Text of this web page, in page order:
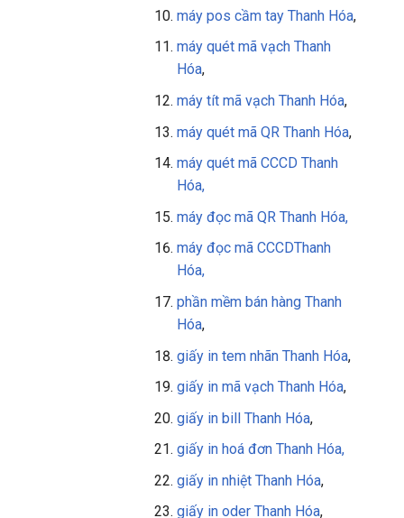
máy pos cầm tay Thanh Hóa,
máy quét mã vạch Thanh
Hóa,
máy tít mã vạch Thanh Hóa,
máy quét mã QR Thanh Hóa,
máy quét mã CCCD Thanh
Hóa,
máy đọc mã QR Thanh Hóa,
máy đọc mã CCCDThanh
Hóa,
phần mềm bán hàng Thanh
Hóa,
giấy in tem nhãn Thanh Hóa,
giấy in mã vạch Thanh Hóa,
giấy in bill Thanh Hóa,
giấy in hoá đơn Thanh Hóa,
giấy in nhiệt Thanh Hóa,
giấy in oder Thanh Hóa,